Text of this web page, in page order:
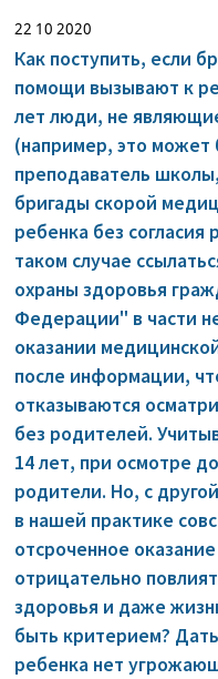
22 10 2020
Как поступить, если
помощи вызывают к
лет люди, не
(например, это
преподаватель
бригады скорой
ребенка без
таком случае
охраны здоровья
Федерации" в части
оказании
после информации,
отказываются
без родителей.
14 лет, при осмотре
родители. Но, с
в нашей практике
отсроченное
отрицательно
здоровья и даже
быть критерием?
ребенка нет